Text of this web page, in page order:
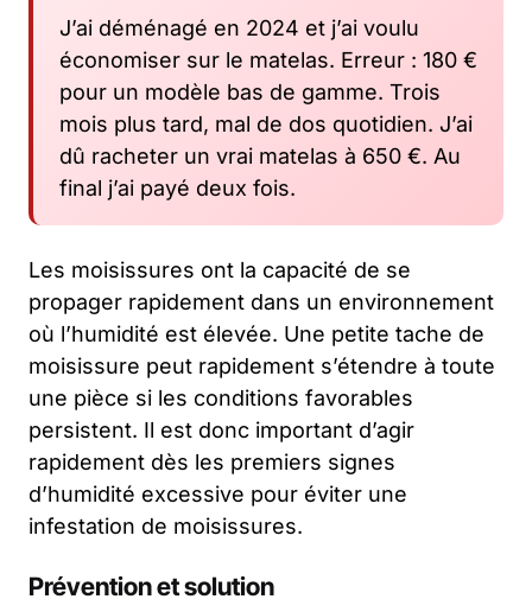
J’ai déménagé en 2024 et j’ai voulu
économiser sur le matelas. Erreur : 180 €
pour un modèle bas de gamme. Trois
mois plus tard, mal de dos quotidien. J’ai
dû racheter un vrai matelas à 650 €. Au
final j’ai payé deux fois.
Les moisissures ont la capacité de se
propager rapidement dans un environnement
où l’humidité est élevée. Une petite tache de
moisissure peut rapidement s’étendre à toute
une pièce si les conditions favorables
persistent. Il est donc important d’agir
rapidement dès les premiers signes
d’humidité excessive pour éviter une
infestation de moisissures.
Prévention et solution